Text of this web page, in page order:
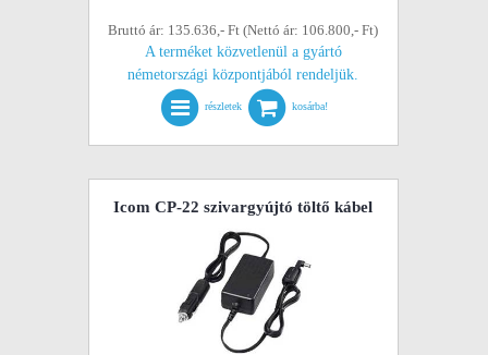
Bruttó ár: 135.636,- Ft (Nettó ár: 106.800,- Ft)
A terméket közvetlenül a gyártó
németországi központjából rendeljük.
részletek kosárba!
Icom CP-22 szivargyújtó töltő kábel